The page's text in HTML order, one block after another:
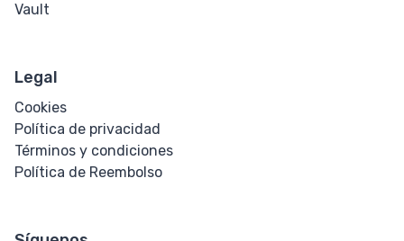
Vault
Legal
Cookies
Política de privacidad
Términos y condiciones
Política de Reembolso